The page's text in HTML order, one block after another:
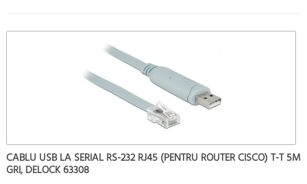
CABLU USB LA SERIAL RS-232 RJ45 (PENTRU ROUTER CISCO) T-T 5M
GRI, DELOCK 63308